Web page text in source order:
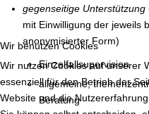
gegenseitige Unterstützung
mit Einwilligung der jeweils
anonymisierter Form)
Einzelfallsupervision
allgemeine,
Beratung
Wir benutzen Cookies
Wir nutzen Cookies auf unserer
essenziell für den Betrieb der
Website und die